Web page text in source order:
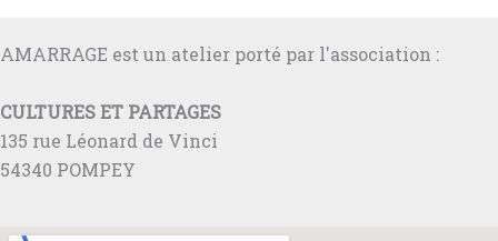
AMARRAGE est un atelier porté par l'association :
CULTURES ET PARTAGES
135 rue Léonard de Vinci
54340 POMPEY